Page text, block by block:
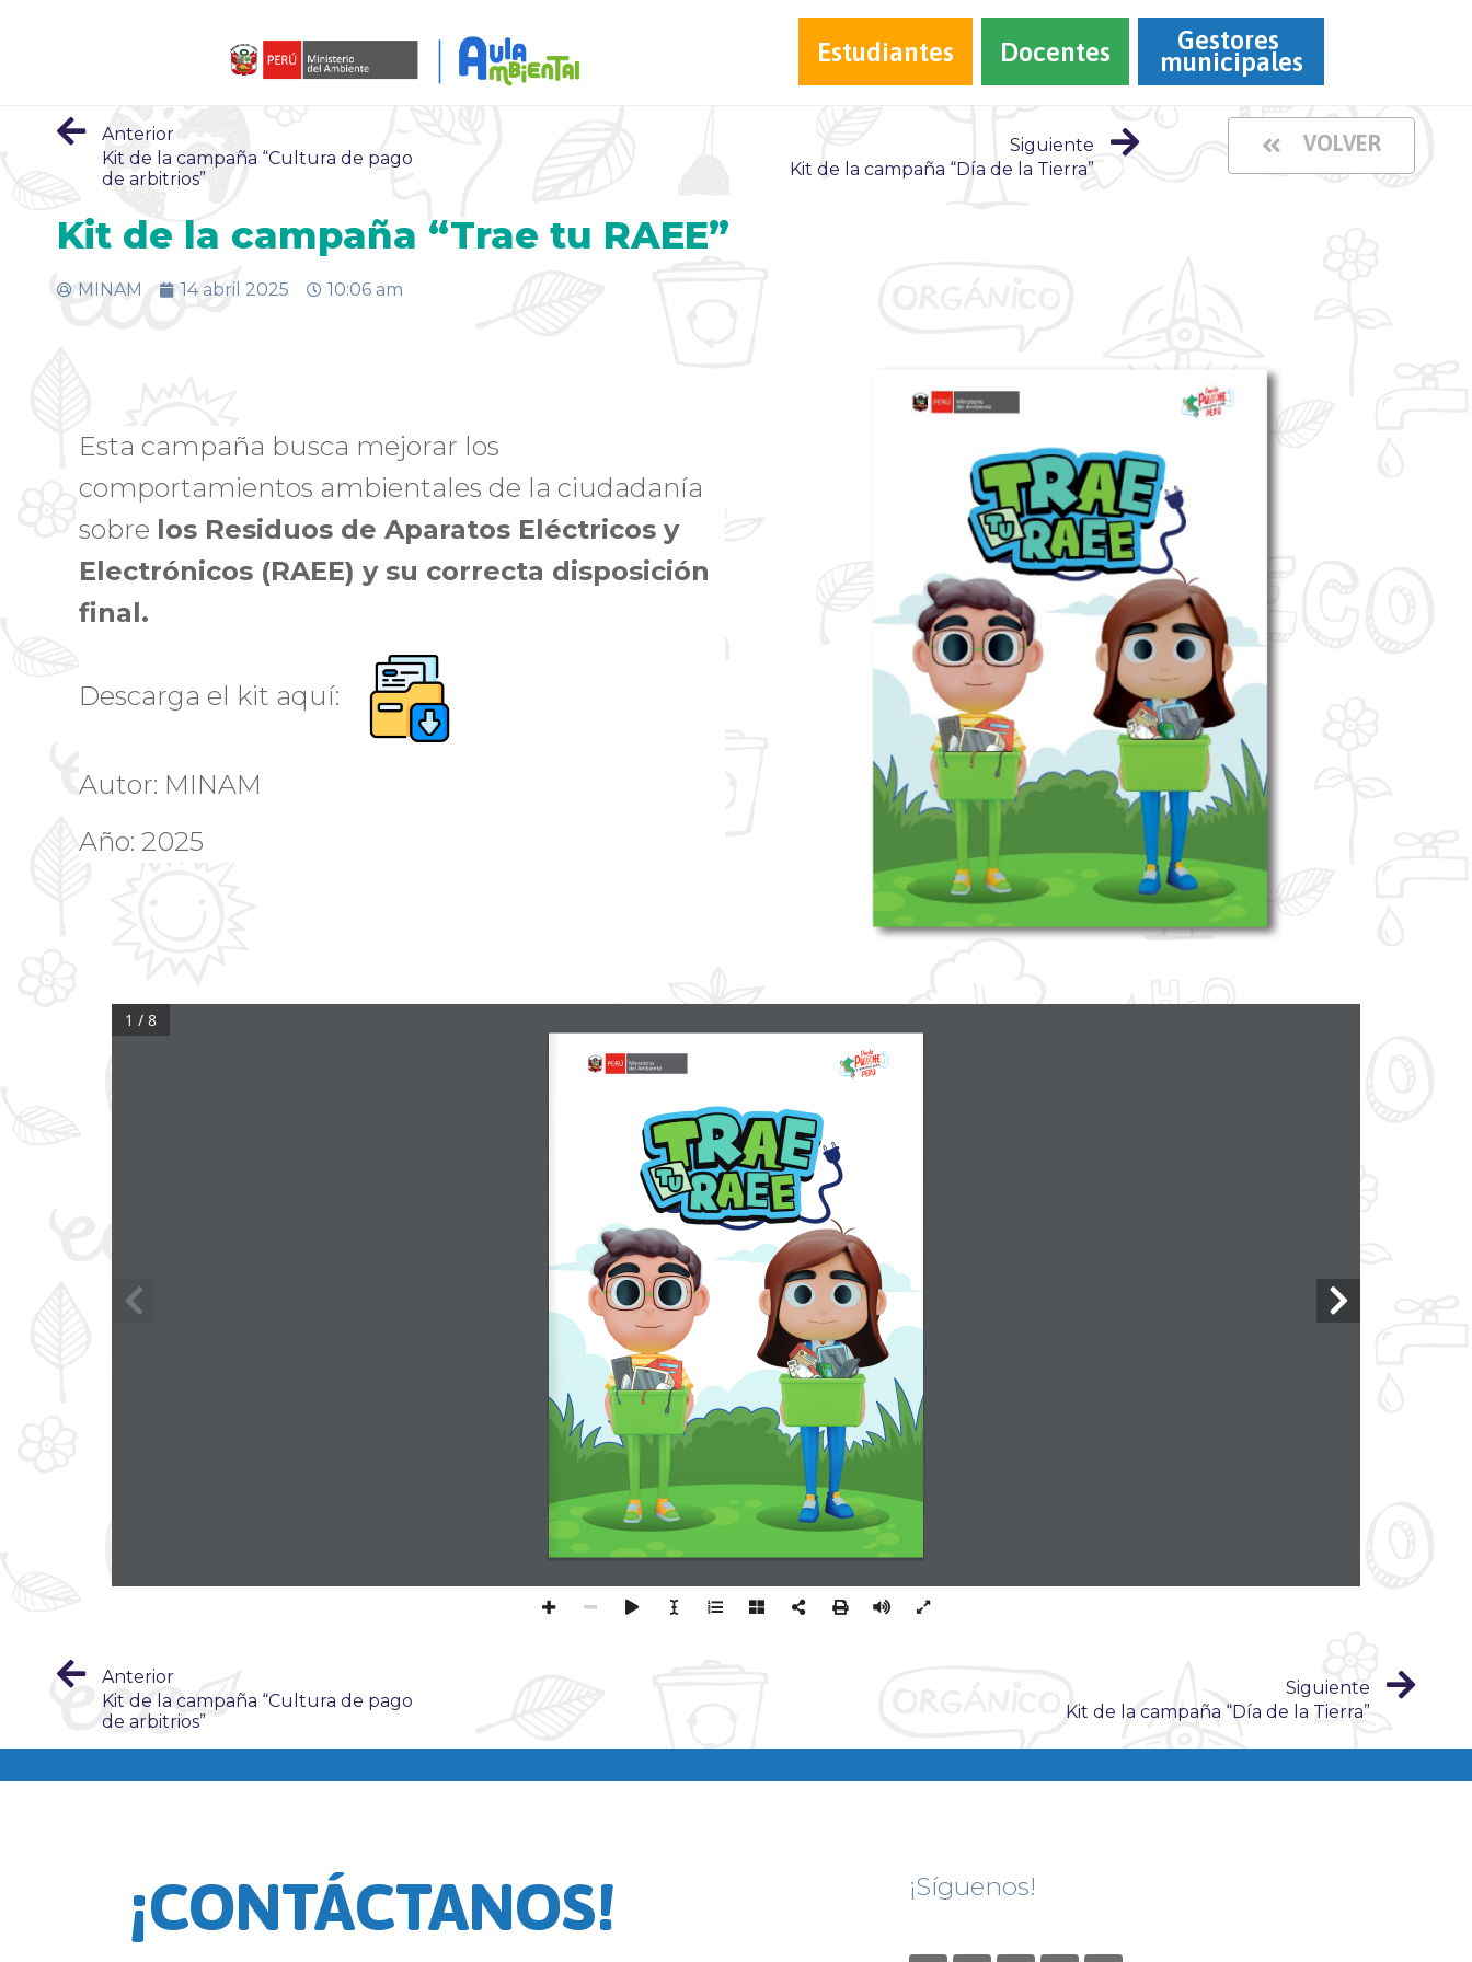
Estudiantes Docentes Gestores
municipales
Anterior
Kit de la campaña “Cultura de pago
de arbitrios”
Siguiente
Kit de la campaña “Día de la Tierra”
VOLVER
Kit de la campaña “Trae tu RAEE”
MINAM 14 abril 2025 10:06 am
Esta campaña busca mejorar los
comportamientos ambientales de la ciudadanía
sobre los Residuos de Aparatos Eléctricos y
Electrónicos (RAEE) y su correcta disposición
final.
Descarga el kit aquí:
Autor: MINAM
Año: 2025
1 / 8
Anterior
Kit de la campaña “Cultura de pago
de arbitrios”
Siguiente
Kit de la campaña “Día de la Tierra”
¡CONTÁCTANOS! ¡Síguenos!